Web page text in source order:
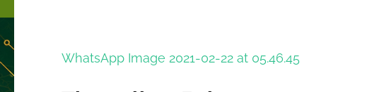
Navigasi
WhatsApp Image 2021-02-22 at 05.46.45